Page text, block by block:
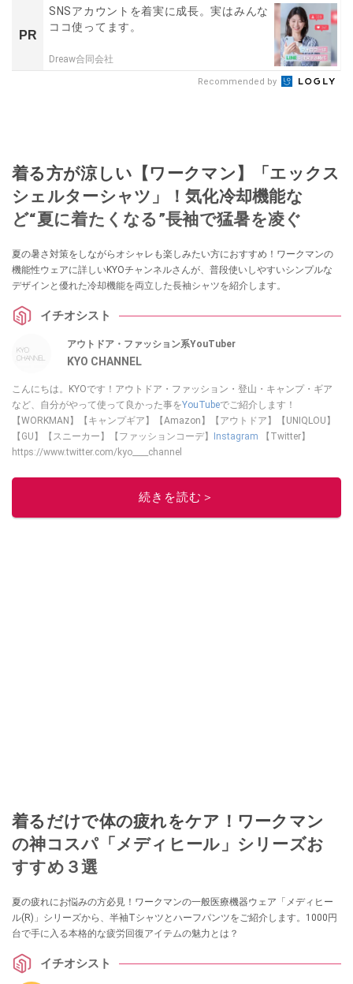
PR
SNSアカウントを着実に成長。実はみんな
ココ使ってます。
Dreaw合同会社
Recommended by
着る方が涼しい【ワークマン】「エックス
シェルターシャツ」！気化冷却機能な
ど“夏に着たくなる”長袖で猛暑を凌ぐ
夏の暑さ対策をしながらオシャレも楽しみたい方におすすめ！ワークマンの
機能性ウェアに詳しいKYOチャンネルさんが、普段使いしやすいシンプルな
デザインと優れた冷却機能を両立した長袖シャツを紹介します。
イチオシスト
アウトドア・ファッション系YouTuber
KYO CHANNEL
こんにちは。KYOです！アウトドア・ファッション・登山・キャンプ・ギア
など、自分がやって使って良かった事をYouTubeでご紹介します！
【WORKMAN】【キャンプギア】【Amazon】【アウトドア】【UNIQLOU】
【GU】【スニーカー】【ファッションコーデ】
Instagram 【Twitter】
https://www.twitter.com/kyo____channel
このイチオシストの他の記事を読む
続きを読む＞
着るだけで体の疲れをケア！ワークマン
の神コスパ「メディヒール」シリーズお
すすめ３選
夏の疲れにお悩みの方必見！ワークマンの一般医療機器ウェア「メディヒー
ル(R)」シリーズから、半袖Tシャツとハーフパンツをご紹介します。1000円
台で手に入る本格的な疲労回復アイテムの魅力とは？
イチオシスト